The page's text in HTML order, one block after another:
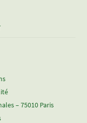
– 75010 Paris